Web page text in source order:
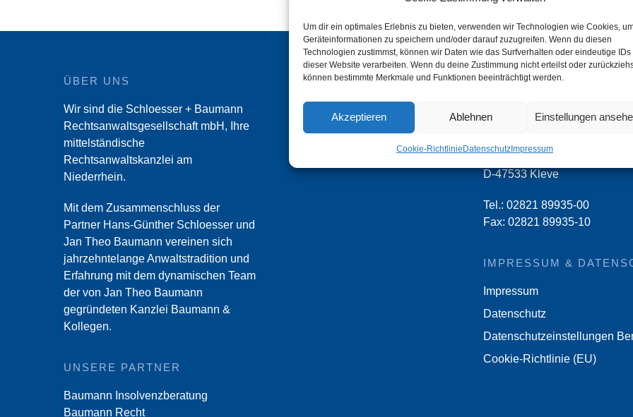
Um dir ein optimales Erlebnis zu bieten, verwenden wir Technologien wie Cookies,
Geräteinformationen zu speichern und/oder darauf zuzugreifen. Wenn du diesen
Technologien zustimmst, können wir Daten wie das Surfverhalten oder eindeutige IDs
dieser Website verarbeiten. Wenn du deine Zustimmung nicht erteilst oder
können bestimmte Merkmale und Funktionen beeinträchtigt werden.
Akzeptieren Ablehnen Einstellungen
Cookie-RichtlinieDatenschutzImpressum
ÜBER UNS
Wir sind die Schloesser + Baumann
Rechtsanwaltsgesellschaft mbH, Ihre
mittelständische
Rechtsanwaltskanzlei am
Niederrhein.
Mit dem Zusammenschluss der
Partner Hans-Günther Schloesser und
Jan Theo Baumann vereinen sich
jahrzehntelange Anwaltstradition und
Erfahrung mit dem dynamischen Team
der von Jan Theo Baumann
gegründeten Kanzlei Baumann &
Kollegen.
UNSERE PARTNER
Baumann Insolvenzberatung
Baumann Recht
ADRESSE
Rechtsanwaltsgesellschaft
Tiergartenstraße 28 A
D-47533 Kleve
Tel.: 02821 89935-00
Fax: 02821 89935-10
IMPRESSUM &
Impressum
Datenschutz
Datenschutzeinstellungen
Cookie-Richtlinie (EU)